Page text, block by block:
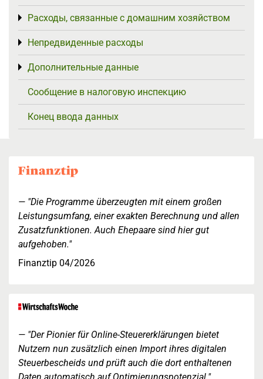
Расходы, связанные с домашним хозяйством
Toggle menu
Непредвиденные расходы
Toggle menu
Дополнительные данные
Toggle menu
Сообщение в налоговую инспекцию
Конец ввода данных
"Die Programme überzeugten mit einem großen
Leistungsumfang, einer exakten Berechnung und allen
Zusatzfunktionen. Auch Ehepaare sind hier gut
aufgehoben."
Finanztip 04/2026
"Der Pionier für Online-Steuererklärungen bietet
Nutzern nun zusätzlich einen Import ihres digitalen
Steuerbescheids und prüft auch die dort enthaltenen